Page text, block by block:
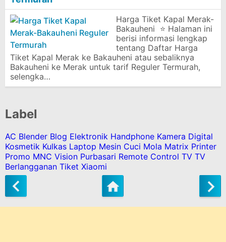
Harga Tiket Kapal Merak-
Bakauheni ⭐ Halaman ini
berisi informasi lengkap
tentang Daftar Harga
Tiket Kapal Merak ke Bakauheni atau sebaliknya
Bakauheni ke Merak untuk tarif Reguler Termurah,
selengka…
Label
AC Blender Blog Elektronik Handphone Kamera Digital
Kosmetik Kulkas Laptop Mesin Cuci Mola Matrix Printer
Promo MNC Vision Purbasari Remote Control TV TV
Berlangganan Tiket Xiaomi